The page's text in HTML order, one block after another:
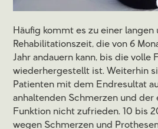
Häufig kommt es zu einer
Rehabilitationszeit, die von 6
Jahr andauern kann, bis die volle
wiederhergestellt ist. Weiterhin
Patienten mit dem Endresultat
anhaltenden Schmerzen und der
Funktion nicht zufrieden. 10 bis
wegen Schmerzen und